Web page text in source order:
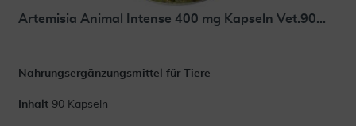
Artemisia Animal Intense 400 mg Kapseln Vet.90...
Nahrungsergänzungsmittel für Tiere
Inhalt 90 Kapseln